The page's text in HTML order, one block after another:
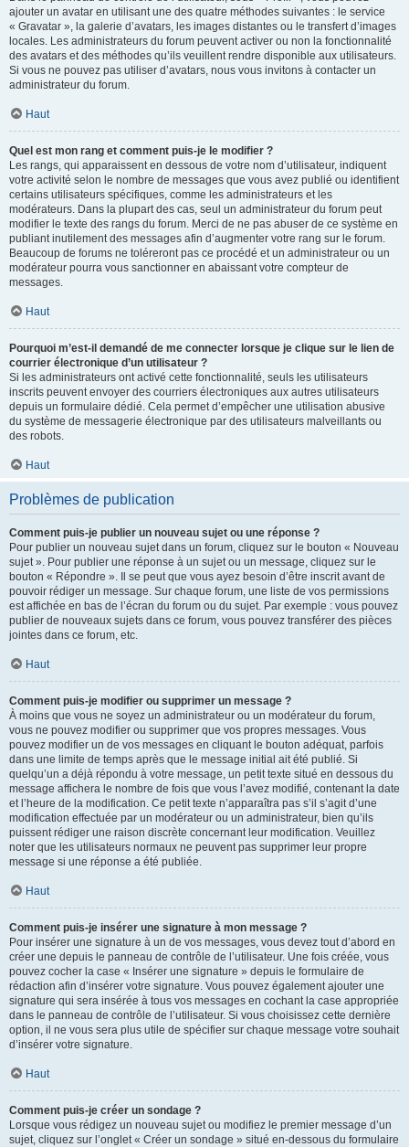
ajouter un avatar en utilisant une des quatre méthodes suivantes : le service
« Gravatar », la galerie d’avatars, les images distantes ou le transfert d’images
locales. Les administrateurs du forum peuvent activer ou non la fonctionnalité
des avatars et des méthodes qu’ils veuillent rendre disponible aux utilisateurs.
Si vous ne pouvez pas utiliser d’avatars, nous vous invitons à contacter un
administrateur du forum.
Haut
Quel est mon rang et comment puis-je le modifier ?
Les rangs, qui apparaissent en dessous de votre nom d’utilisateur, indiquent
votre activité selon le nombre de messages que vous avez publié ou identifient
certains utilisateurs spécifiques, comme les administrateurs et les
modérateurs. Dans la plupart des cas, seul un administrateur du forum peut
modifier le texte des rangs du forum. Merci de ne pas abuser de ce système en
publiant inutilement des messages afin d’augmenter votre rang sur le forum.
Beaucoup de forums ne toléreront pas ce procédé et un administrateur ou un
modérateur pourra vous sanctionner en abaissant votre compteur de
messages.
Haut
Pourquoi m’est-il demandé de me connecter lorsque je clique sur le lien de
courrier électronique d’un utilisateur ?
Si les administrateurs ont activé cette fonctionnalité, seuls les utilisateurs
inscrits peuvent envoyer des courriers électroniques aux autres utilisateurs
depuis un formulaire dédié. Cela permet d’empêcher une utilisation abusive
du système de messagerie électronique par des utilisateurs malveillants ou
des robots.
Haut
Problèmes de publication
Comment puis-je publier un nouveau sujet ou une réponse ?
Pour publier un nouveau sujet dans un forum, cliquez sur le bouton « Nouveau
sujet ». Pour publier une réponse à un sujet ou un message, cliquez sur le
bouton « Répondre ». Il se peut que vous ayez besoin d’être inscrit avant de
pouvoir rédiger un message. Sur chaque forum, une liste de vos permissions
est affichée en bas de l’écran du forum ou du sujet. Par exemple : vous pouvez
publier de nouveaux sujets dans ce forum, vous pouvez transférer des pièces
jointes dans ce forum, etc.
Haut
Comment puis-je modifier ou supprimer un message ?
À moins que vous ne soyez un administrateur ou un modérateur du forum,
vous ne pouvez modifier ou supprimer que vos propres messages. Vous
pouvez modifier un de vos messages en cliquant le bouton adéquat, parfois
dans une limite de temps après que le message initial ait été publié. Si
quelqu’un a déjà répondu à votre message, un petit texte situé en dessous du
message affichera le nombre de fois que vous l’avez modifié, contenant la date
et l’heure de la modification. Ce petit texte n’apparaîtra pas s’il s’agit d’une
modification effectuée par un modérateur ou un administrateur, bien qu’ils
puissent rédiger une raison discrète concernant leur modification. Veuillez
noter que les utilisateurs normaux ne peuvent pas supprimer leur propre
message si une réponse a été publiée.
Haut
Comment puis-je insérer une signature à mon message ?
Pour insérer une signature à un de vos messages, vous devez tout d’abord en
créer une depuis le panneau de contrôle de l’utilisateur. Une fois créée, vous
pouvez cocher la case « Insérer une signature » depuis le formulaire de
rédaction afin d’insérer votre signature. Vous pouvez également ajouter une
signature qui sera insérée à tous vos messages en cochant la case appropriée
dans le panneau de contrôle de l’utilisateur. Si vous choisissez cette dernière
option, il ne vous sera plus utile de spécifier sur chaque message votre souhait
d’insérer votre signature.
Haut
Comment puis-je créer un sondage ?
Lorsque vous rédigez un nouveau sujet ou modifiez le premier message d’un
sujet, cliquez sur l’onglet « Créer un sondage » situé en-dessous du formulaire